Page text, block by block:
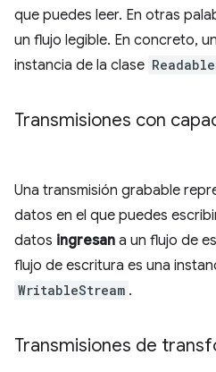
que puedes leer. En otras
un flujo legible. En concreto,
instancia de la clase
Transmisiones con
Una transmisión grabable
datos en el que puedes
datos ingresan a un flujo de
flujo de escritura es una
WritableStream .
Transmisiones de